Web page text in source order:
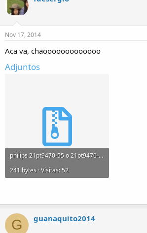
Nov 17, 2014
Aca va, chaooooooooooooo
Adjuntos
philips 21pt9470-55 o 21pt9470-44 chasis sk8.0L.rar
241 bytes · Visitas: 52
G guanaquito2014